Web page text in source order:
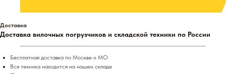
Доставка
Доставка вилочных погрузчиков и складской техники по России
Бесплатная доставка по Москве и МО
Вся техника находится на нашем складе